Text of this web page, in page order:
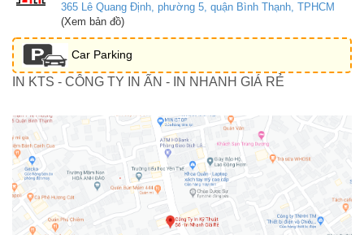
365 Lê Quang Định, phường 5, quận Bình Thạnh, TPHCM
(Xem bản đồ)
Car Parking
IN KTS - CÔNG TY IN ẤN - IN NHANH GIÁ RẺ